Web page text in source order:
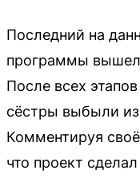
Последний на
программы вышел
После всех
сёстры выбыли из
Комментируя
что проект